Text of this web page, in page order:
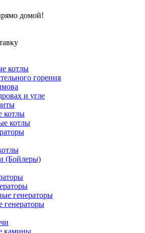
домой!
котлы
горения
и угле
котлы
котлы
(Бойлеры)
генераторы
генераторы
камины